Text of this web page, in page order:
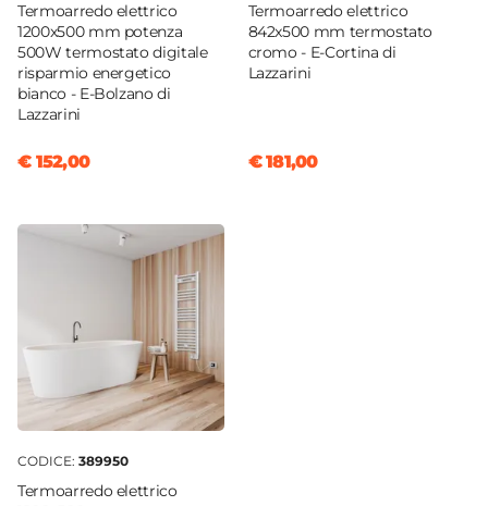
Termoarredo elettrico
1200x500 mm potenza
500W termostato digitale
risparmio energetico
bianco - E-Bolzano di
Lazzarini
€ 152,00
Termoarredo elettrico
842x500 mm termostato
cromo - E-Cortina di
Lazzarini
€ 181,00
CODICE: 389950
Termoarredo elettrico